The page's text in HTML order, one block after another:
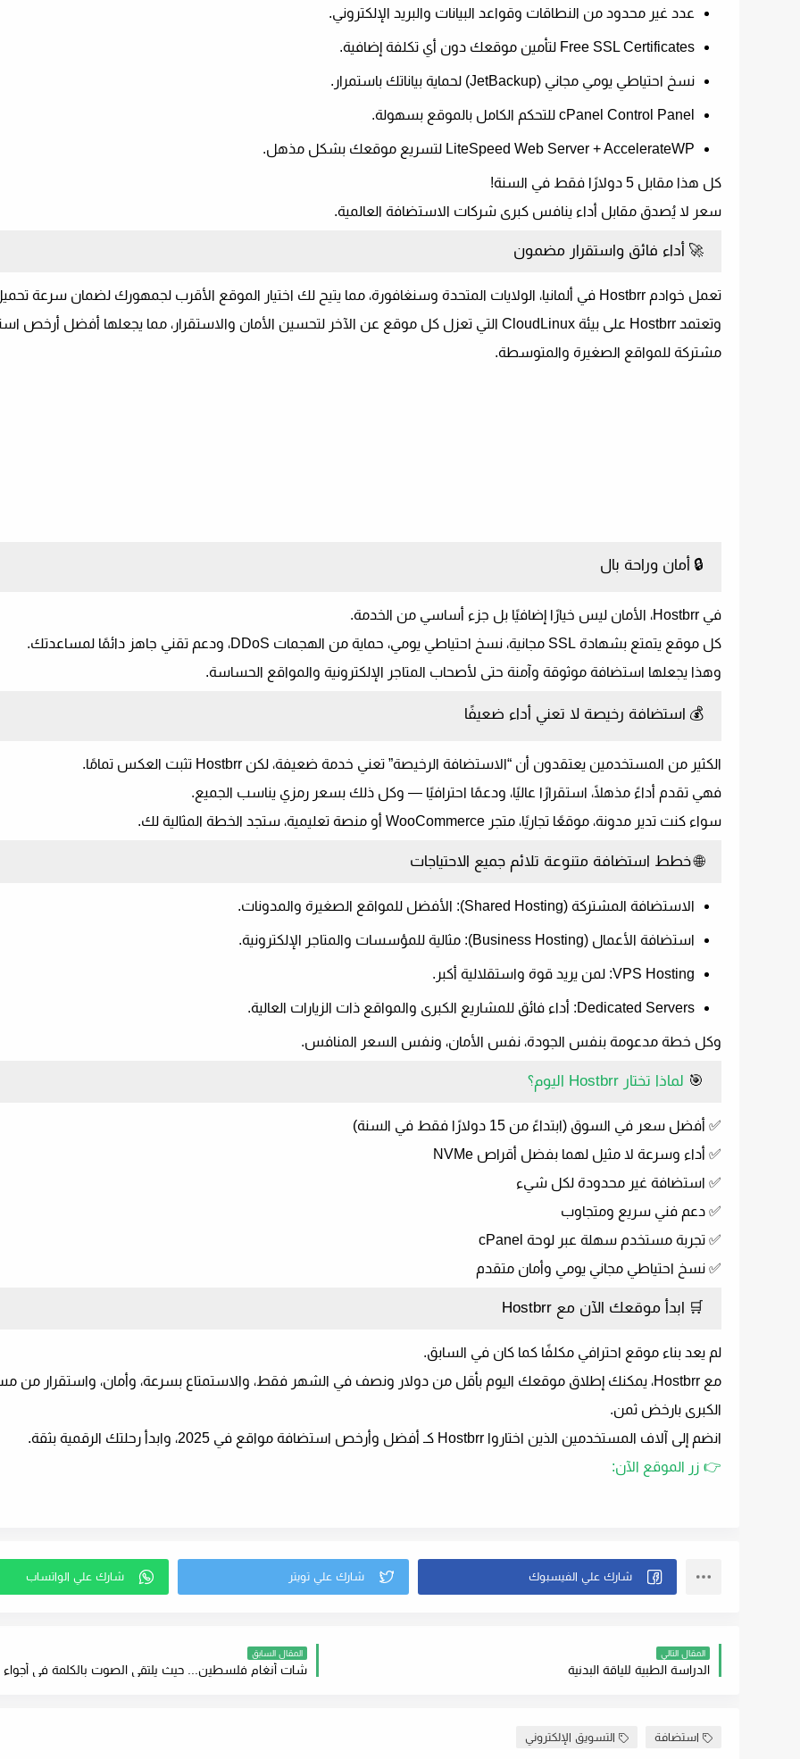
عدد غير محدود من النطاقات وقواعد البيانات والبريد الإلكتروني.
Free SSL Certificates لتأمين موقعك دون أي تكلفة إضافية.
نسخ احتياطي يومي مجاني (JetBackup) لحماية بياناتك باستمرار.
cPanel Control Panel للتحكم الكامل بالموقع بسهولة.
LiteSpeed Web Server + AccelerateWP لتسريع موقعك بشكل مذهل.
كل هذا مقابل5 دولارًا فقط في السنة
!
سعر لا يُصدق مقابل أداء ينافس كبرى شركات الاستضافة العالمية.
🚀 أداء فائق واستقرار مضمون
تعمل خوادم Hostbrr في ألمانيا، الولايات المتحدة وسنغافورة، مما يتيح لك اختيار الموقع الأقرب لجمهورك لضمان سرعة
وتعتمد Hostbrr على بيئة
CloudLinux التي تعزل كل موقع عن الآخر لتحسين الأمان والاستقرار، مما يجعلها أفضل أرخص
مشتركة للمواقع الصغيرة والمتوسطة.
🔒 أمان وراحة بال
في Hostbrr، الأمان ليس خيارًا إضافيًا بل جزء أساسي من الخدمة.
كل موقع يتمتع بشهادة SSL مجانية، نسخ احتياطي يومي، حماية من الهجمات DDoS، ودعم تقني جاهز دائمًا لمساعدتك.
وهذا يجعلها استضافة موثوقة وآمنة حتى لأصحاب المتاجر الإلكترونية والمواقع الحساسة.
💰 استضافة رخيصة لا تعني أداء ضعيفًا
الكثير من المستخدمين يعتقدون أن “الاستضافة الرخيصة” تعني خدمة ضعيفة، لكن Hostbrr تثبت العكس تمامًا.
فهي تقدم أداءً مذهلًا، استقرارًا عاليًا، ودعمًا احترافيًا — وكل ذلكبسعر رمزي يناسب الجميع.
سواء كنت تدير مدونة، موقعًا تجاريًا، متجر WooCommerce أو منصة تعليمية، ستجد الخطة المثالية لك.
🌐خطط استضافة متنوعة تلائم جميع الاحتياجات
الاستضافة المشتركة (Shared Hosting): الأفضل للمواقع الصغيرة والمدونات.
استضافة الأعمال (Business Hosting): مثالية للمؤسسات والمتاجر الإلكترونية.
VPS Hosting: لمن يريد قوة واستقلالية أكبر.
Dedicated Servers: أداء فائق للمشاريع الكبرى والمواقع ذات الزيارات العالية.
وكل خطة مدعومة بنفس الجودة، نفس الأمان، ونفس السعر المنافس.
🎯 لماذا تختار Hostbrr اليوم؟
✅ أفضل سعر في السوق (ابتداءً من 15 دولارًا فقط في السنة)
✅ أداء وسرعة لا مثيل لهما بفضل أقراص NVMe
✅ استضافة غير محدودة لكل شيء
✅ دعم فني سريع ومتجاوب
✅ تجربة مستخدم سهلة عبر لوحة cPanel
✅ نسخ احتياطي مجاني يومي وأمان متقدم
🛒 ابدأ موقعك الآن مع Hostbrr
لم يعد بناء موقع احترافي مكلفًا كما كان في السابق.
معHostbrr، يمكنك إطلاق موقعك اليوم بأقل من دولار ونصف في الشهر فقط، والاستمتاع بسرعة، وأمان، واستقرار من
الكبرى بارخض ثمن.
انضم إلى آلاف المستخدمين الذين اختارواHostbrr كـ أفضل وأرخص استضافة مواقع في 2025
، وابدأ رحلتك الرقمية بثقة.
👉 زر الموقع الآن:
المقال التالي
الدراسة الطبية للياقة البدنية
المقال السابق
استضافة التسويق الإلكتروني